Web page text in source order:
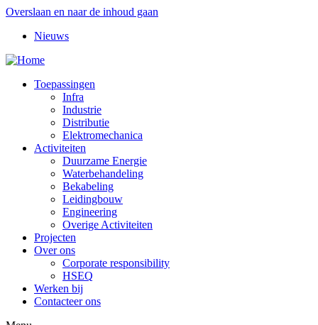
Overslaan en naar de inhoud gaan
Nieuws
Toepassingen
Infra
Industrie
Distributie
Elektromechanica
Activiteiten
Duurzame Energie
Waterbehandeling
Bekabeling
Leidingbouw
Engineering
Overige Activiteiten
Projecten
Over ons
Corporate responsibility
HSEQ
Werken bij
Contacteer ons